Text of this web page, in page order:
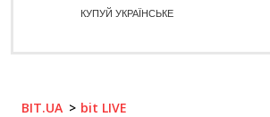
КУПУЙ УКРАЇНСЬКЕ
BIT.UA bit LIVE